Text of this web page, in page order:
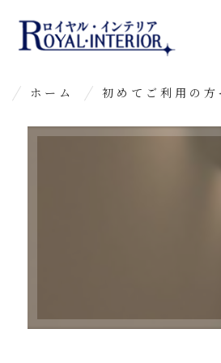
ホーム 初めてご利用の方